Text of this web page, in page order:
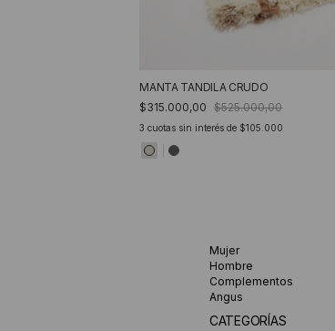
MANTA TANDILA CRUDO
$315.000,00
$525.000,00
3 cuotas sin interés de $105.000
Mujer
Hombre
Complementos
Angus
CATEGORÍAS